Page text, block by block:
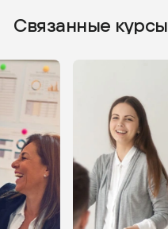
Связанные курсы